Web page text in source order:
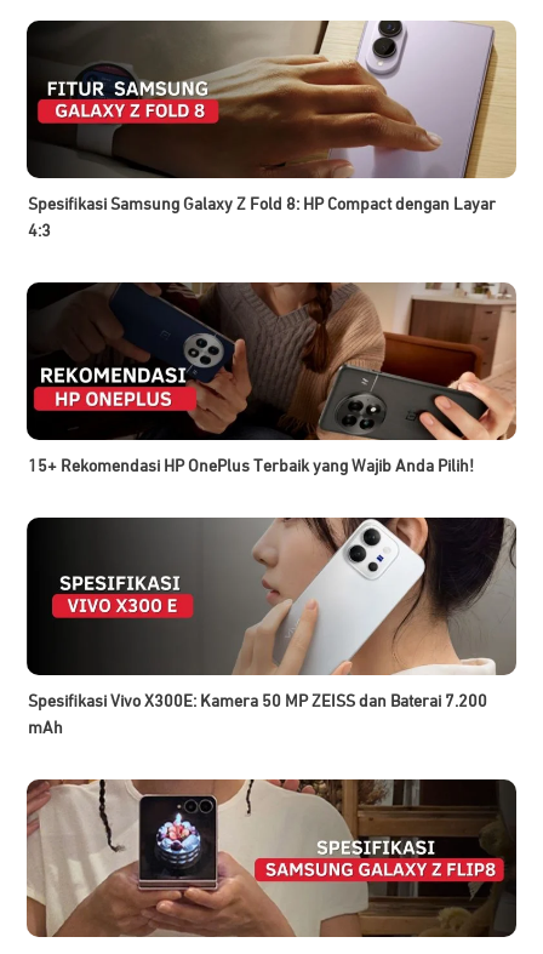
Spesifikasi Samsung Galaxy Z Fold 8: HP Compact dengan Layar
4:3
15+ Rekomendasi HP OnePlus Terbaik yang Wajib Anda Pilih!
Spesifikasi Vivo X300E: Kamera 50 MP ZEISS dan Baterai 7.200
mAh